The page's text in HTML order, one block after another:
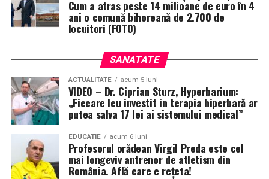
Cum a atras peste 14 milioane de euro în 4
ani o comună bihoreană de 2.700 de
locuitori (FOTO)
SANATATE
ACTUALITATE acum 5 luni
VIDEO – Dr. Ciprian Sturz, Hyperbarium:
„Fiecare leu investit in terapia hiperbară ar
putea salva 17 lei ai sistemului medical”
EDUCATIE acum 6 luni
Profesorul orădean Virgil Preda este cel
mai longeviv antrenor de atletism din
România. Află care e rețeta!